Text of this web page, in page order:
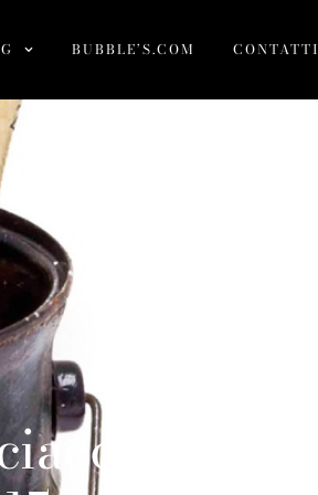
BUBBLE’S.COM CONTATTI
DOCG